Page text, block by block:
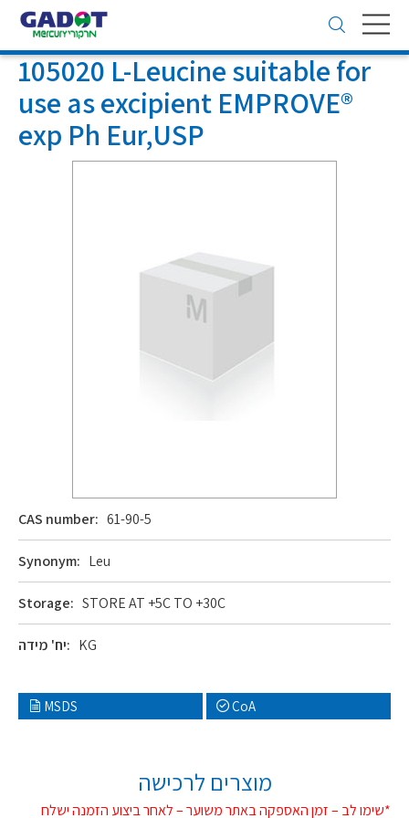
Toggle
navigation
105020 L-Leucine suitable for
use as excipient EMPROVE®
exp Ph Eur,USP
CAS number: 61-90-5
Synonym: Leu
Storage: STORE AT +5C TO +30C
יח' מידה: KG
MSDS CoA
מוצרים לרכישה
*שימו לב – זמן האספקה באתר משוער – לאחר ביצוע הזמנה ישלח